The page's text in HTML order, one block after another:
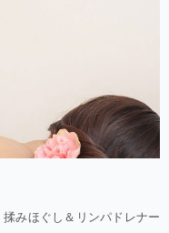
みほぐし＆リンパドレナー